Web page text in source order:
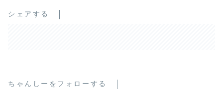
シェアする
ちゃんしーをフォローする